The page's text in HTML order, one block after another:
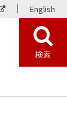
English
検索